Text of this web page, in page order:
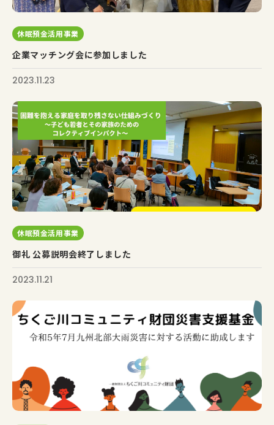
休眠預金活用事業
企業マッチング会に参加しました
2023.11.23
休眠預金活用事業
御礼 公募説明会終了しました
2023.11.21